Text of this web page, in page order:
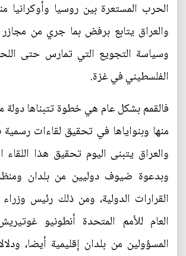
الحرب المستعرة بين روسيا وأوكرانيا
والعراق يتابع برفض بما جري من
وسياسة التجويع التي تمارس حتى
الفلسطيني في غزة.
فالقمم بشكل عام هي خطوة تتبناها
منها وبنواياها في تحقيق لقاءات رسمية
والعراق يتبنى اليوم تحقيق هذا اللقاء
وبدعوة ضيوف دوليين من بلدان
القرارات الدولية، ومن ذلك رئيس وزراء
العام للأمم المتحدة أنطونيو
المسؤولين من بلدان إقليمية أيضا،